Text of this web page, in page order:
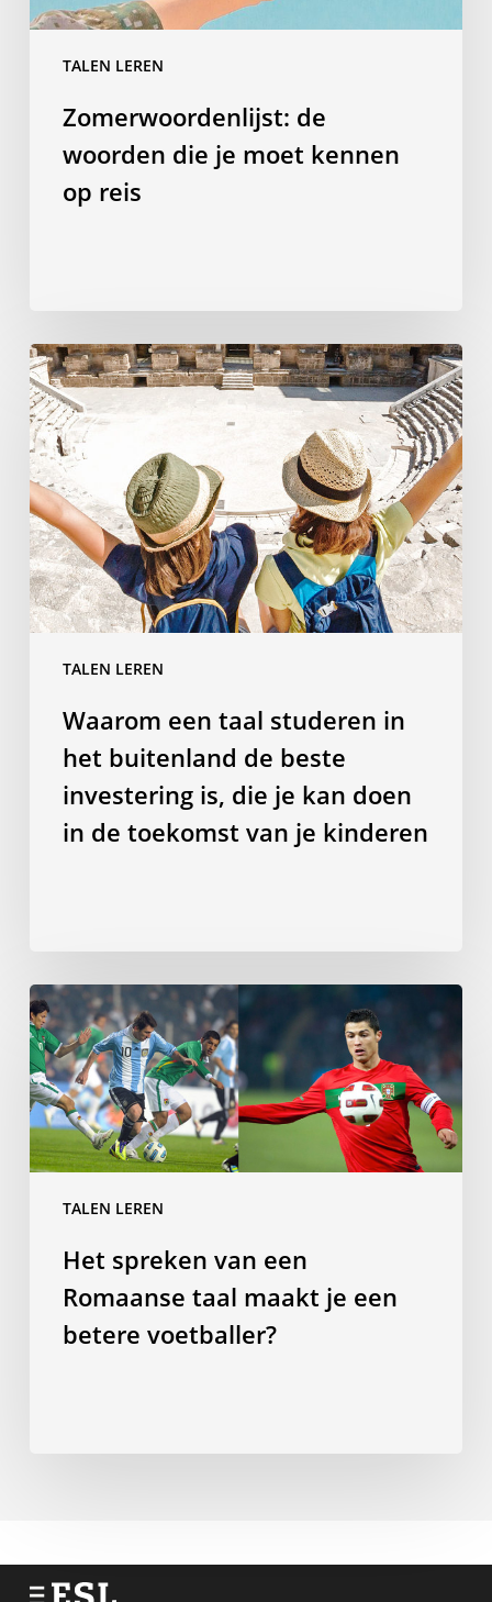
TALEN LEREN
Zomerwoordenlijst: de
woorden die je moet kennen
op reis
TALEN LEREN
Waarom
een
taal
studeren
in
het
buitenland
de
beste
investering
toekomst
Waarom een taal studeren in
het buitenland de beste
investering is, die je kan doen
in de toekomst van je kinderen
TALEN LEREN
Het
spreken
van
een
Romaanse
taal
maakt
betereHet spreken van een
Romaanse taal maakt je een
betere voetballer?